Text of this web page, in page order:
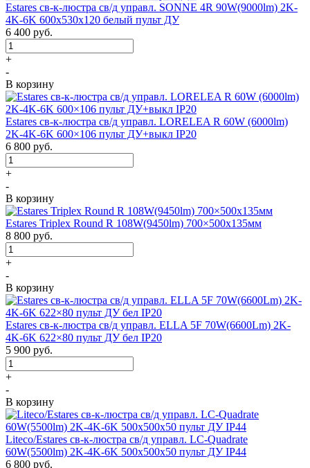
Estares св-к-люстра св/д управл. SONNE 4R 90W(9000lm) 2K-
4K-6K 600x530x120 белый пульт ДУ
6 400 руб.
+
-
В корзину
Estares св-к-люстра св/д управл. LORELEA R 60W (6000lm)
2K-4K-6K 600×106 пульт ДУ+выкл IP20
6 800 руб.
+
-
В корзину
Estares Triplex Round R 108W(9450lm) 700×500х135мм
8 800 руб.
+
-
В корзину
Estares св-к-люстра св/д управл. ELLA 5F 70W(6600Lm) 2K-
4K-6K 622×80 пульт ДУ бел IP20
5 900 руб.
+
-
В корзину
Liteco/Estares св-к-люстра св/д управл. LC-Quadrate
60W(5500lm) 2K-4K-6K 500x500x50 пульт ДУ IP44
6 800 руб.